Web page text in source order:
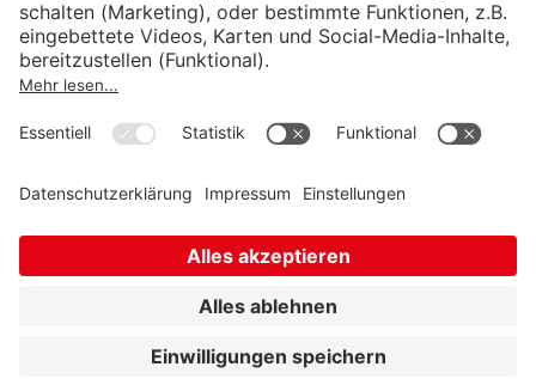
Institut für Makroökonomie und
Konjunkturforschung
Unternehmensführung
Sozialrecht